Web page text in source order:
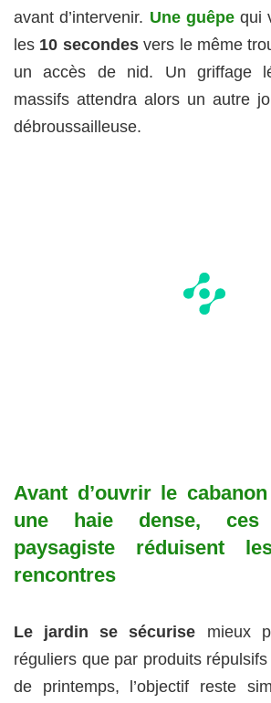
avant d’intervenir. Une guêpequi
les 10 secondesvers le même
un accès de nid. Un griffage
massifs attendra alors un autre
débroussailleuse.
Avant d’ouvrir le
une haie dense,
paysagiste réduisent
rencontres
Le jardin se sécurise mieux
réguliers que par produits
de printemps, l’objectif reste